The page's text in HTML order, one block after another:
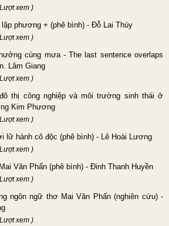
xem )
phương + (phê bình) - Đỗ Lai Thúy
xem )
cùng mưa - The last sentence overlaps
Lâm Giang
xem )
thị công nghiệp và môi trường sinh thái ở
Kim Phương
xem )
lữ hành cô độc (phê bình) - Lê Hoài Lương
xem )
Văn Phấn (phê bình) - Đinh Thanh Huyền
xem )
ngôn ngữ thơ Mai Văn Phấn (nghiên cứu) -
xem )